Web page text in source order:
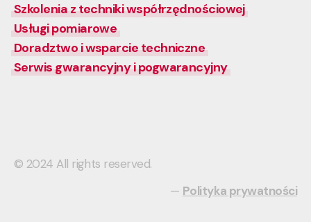
Szkolenia z techniki współrzędnościowej
Usługi pomiarowe
Doradztwo i wsparcie techniczne
Serwis gwarancyjny i pogwarancyjny
© 2024 All rights reserved.
— Polityka prywatności